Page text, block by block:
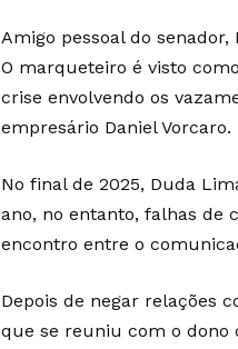
Amigo pessoal do
O marqueteiro é visto
crise envolvendo os
empresário Daniel Vorcaro.
No final de 2025, Duda
ano, no entanto, falhas de
encontro entre o
Depois de negar relações
que se reuniu com o dono